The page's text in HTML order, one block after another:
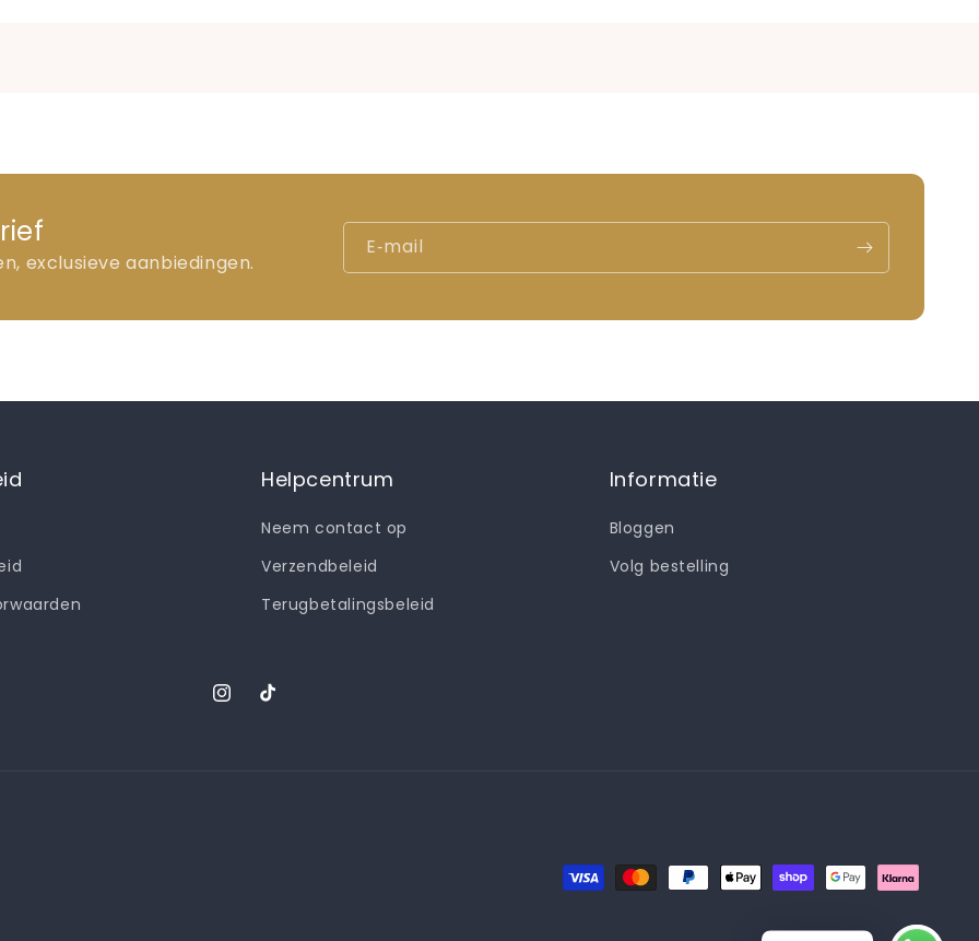
exclusieve aanbiedingen.
E‑mail
Helpcentrum
Neem contact op
Verzendbeleid
Terugbetalingsbeleid
Informatie
Bloggen
Volg bestelling
Instagram
TikTok